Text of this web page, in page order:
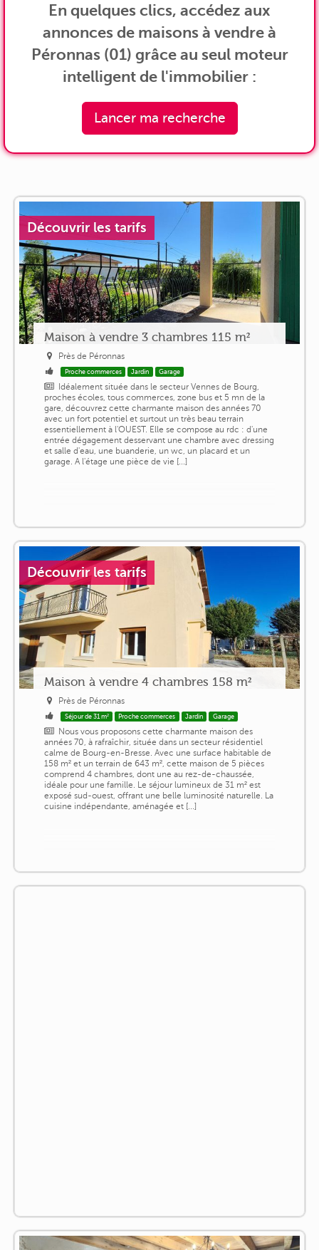
En quelques clics, accédez aux
annonces de maisons à vendre à
Péronnas (01) grâce au seul moteur
intelligent de l'immobilier :
Lancer ma recherche
Découvrir les tarifs
Maison à vendre 3 chambres 115 m²
Près de Péronnas
Proche commerces Jardin Garage
Idéalement située dans le secteur Vennes de Bourg,
proches écoles, tous commerces, zone bus et 5 mn de la
gare, découvrez cette charmante maison des années 70
avec un fort potentiel et surtout un très beau terrain
essentiellement à l'OUEST. Elle se compose au rdc : d'une
entrée dégagement desservant une chambre avec dressing
et salle d'eau, une buanderie, un wc, un placard et un
garage. A l'étage une pièce de vie [...]
Découvrir les tarifs
Maison à vendre 4 chambres 158 m²
Près de Péronnas
Séjour de 31 m² Proche commerces Jardin Garage
Nous vous proposons cette charmante maison des
années 70, à rafraîchir, située dans un secteur résidentiel
calme de Bourg-en-Bresse. Avec une surface habitable de
158 m² et un terrain de 643 m², cette maison de 5 pièces
comprend 4 chambres, dont une au rez-de-chaussée,
idéale pour une famille. Le séjour lumineux de 31 m² est
exposé sud-ouest, offrant une belle luminosité naturelle. La
cuisine indépendante, aménagée et [...]